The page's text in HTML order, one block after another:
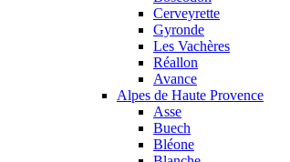
Cerveyrette
Gyronde
Les Vachères
Réallon
Avance
Alpes de Haute Provence
Asse
Buech
Bléone